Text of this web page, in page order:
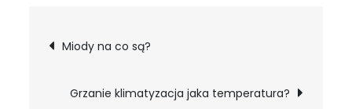
Nawigacja
wpisu
Miody na co są?
Grzanie klimatyzacja jaka temperatura?